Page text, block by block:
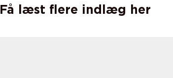
Få læst flere indlæg her